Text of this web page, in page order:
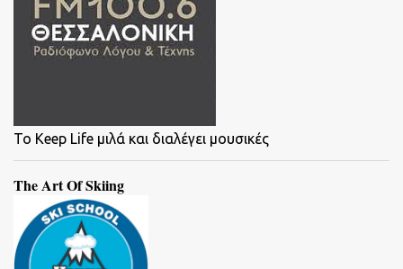
To Keep Life μιλά και διαλέγει μουσικές
The Art Of Skiing